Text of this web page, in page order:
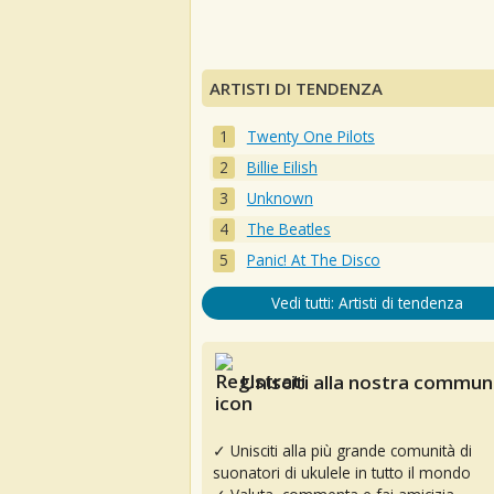
ARTISTI DI TENDENZA
Twenty One Pilots
Billie Eilish
Unknown
The Beatles
Panic! At The Disco
Vedi tutti: Artisti di tendenza
Unisciti alla nostra
✓ Unisciti alla più grande comunità di
suonatori di ukulele in tutto il mondo